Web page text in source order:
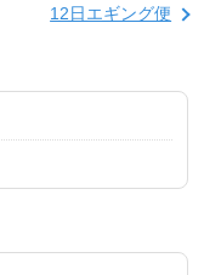
12日エギング便